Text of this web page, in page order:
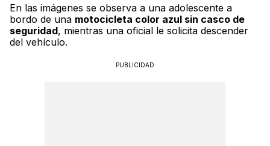
En las imágenes se observa a una adolescente a
bordo de una motocicleta color azul sin casco de
seguridad, mientras una oficial le solicita descender
del vehículo.
PUBLICIDAD